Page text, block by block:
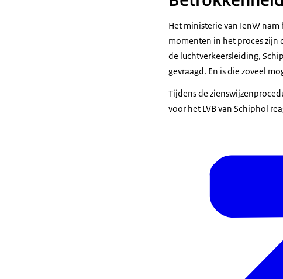
Transport staat de
Participatie –iedereen
Publicatie
Het ministerie van IenW
momenten in het proces zijn
de luchtverkeersleiding,
gevraagd. En is die zoveel
Tijdens de
voor het LVB van Schiphol